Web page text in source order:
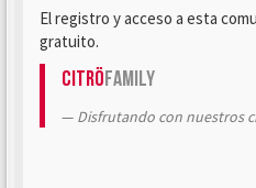
El registro y acceso a esta
gratuito.
CitröFamily
Disfrutando con nuestros